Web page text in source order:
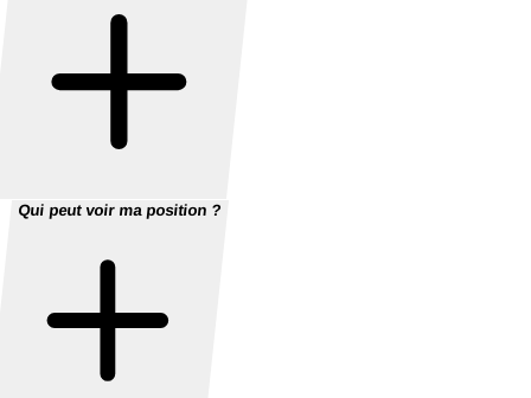
Qui peut voir ma position ?